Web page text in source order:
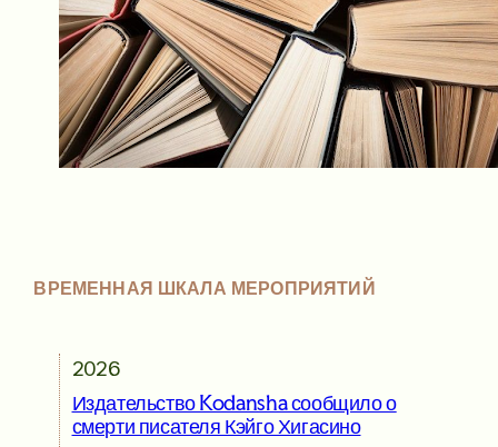
ВРЕМЕННАЯ ШКАЛА МЕРОПРИЯТИЙ
2026
Издательство Kodansha сообщило о
смерти писателя Кэйго Хигасино